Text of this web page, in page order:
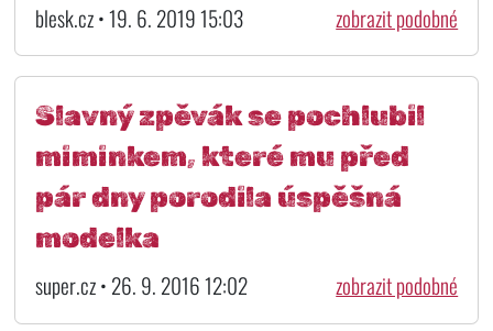
blesk.cz • 19. 6. 2019 15:03 zobrazit podobné
Slavný zpěvák se pochlubil
miminkem, které mu před
pár dny porodila úspěšná
modelka
super.cz • 26. 9. 2016 12:02 zobrazit podobné